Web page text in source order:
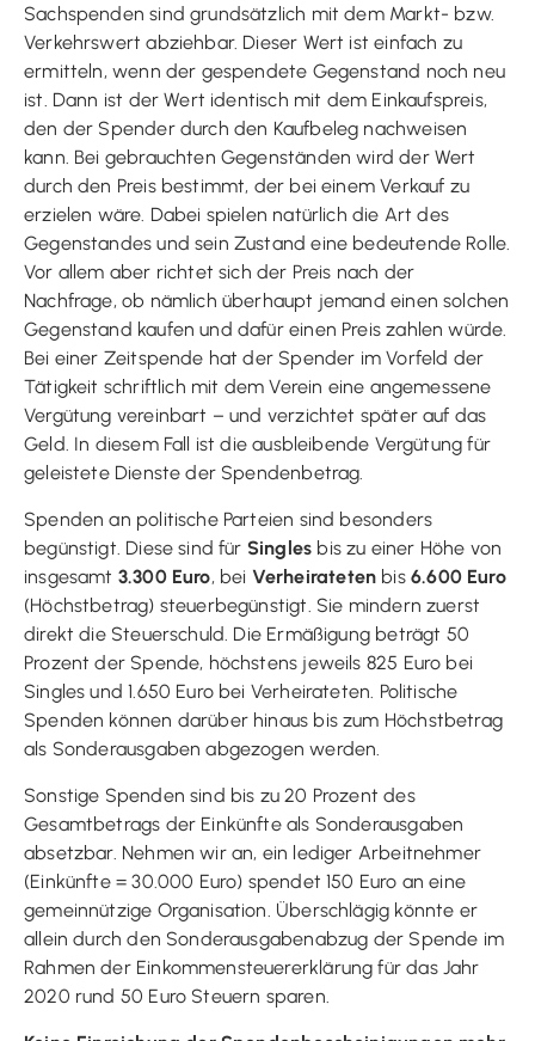
Sachspenden sind grundsätzlich mit dem Markt- bzw.
Verkehrswert abziehbar. Dieser Wert ist einfach zu
ermitteln, wenn der gespendete Gegenstand noch neu
ist. Dann ist der Wert identisch mit dem Einkaufspreis,
den der Spender durch den Kaufbeleg nachweisen
kann. Bei gebrauchten Gegenständen wird der Wert
durch den Preis bestimmt, der bei einem Verkauf zu
erzielen wäre. Dabei spielen natürlich die Art des
Gegenstandes und sein Zustand eine bedeutende Rolle.
Vor allem aber richtet sich der Preis nach der
Nachfrage, ob nämlich überhaupt jemand einen solchen
Gegenstand kaufen und dafür einen Preis zahlen würde.
Bei einer Zeitspende hat der Spender im Vorfeld der
Tätigkeit schriftlich mit dem Verein eine angemessene
Vergütung vereinbart – und verzichtet später auf das
Geld. In diesem Fall ist die ausbleibende Vergütung für
geleistete Dienste der Spendenbetrag.
Spenden an politische Parteien sind besonders
begünstigt. Diese sind für Singles bis zu einer Höhe von
insgesamt 3.300 Euro, bei Verheirateten bis 6.600 Euro
(Höchstbetrag) steuerbegünstigt. Sie mindern zuerst
direkt die Steuerschuld. Die Ermäßigung beträgt 50
Prozent der Spende, höchstens jeweils 825 Euro bei
Singles und 1.650 Euro bei Verheirateten. Politische
Spenden können darüber hinaus bis zum Höchstbetrag
als Sonderausgaben abgezogen werden.
Sonstige Spenden sind bis zu 20 Prozent des
Gesamtbetrags der Einkünfte als Sonderausgaben
absetzbar. Nehmen wir an, ein lediger Arbeitnehmer
(Einkünfte = 30.000 Euro) spendet 150 Euro an eine
gemeinnützige Organisation. Überschlägig könnte er
allein durch den Sonderausgabenabzug der Spende im
Rahmen der Einkommensteuererklärung für das Jahr
2020 rund 50 Euro Steuern sparen.